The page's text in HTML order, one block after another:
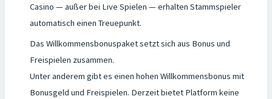
Casino — außer bei Live Spielen — erhalten Stammspieler
automatisch einen Treuepunkt.
Das Willkommensbonuspaket setzt sich aus Bonus und
Freispielen zusammen.
Unter anderem gibt es einen hohen Willkommensbonus mit
Bonusgeld und Freispielen. Derzeit bietet Platform keine